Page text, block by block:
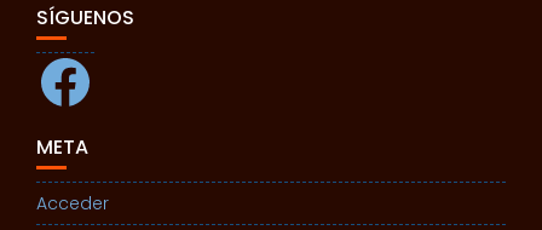
SÍGUENOS
Facebook
META
Acceder